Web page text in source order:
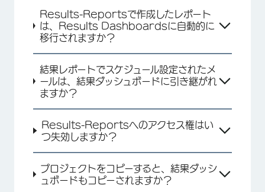
×
Results-Reportsで作成したレポート
は、Results Dashboardsに自動的に
移行されますか？
結果レポートでスケジュール設定されたメ
ールは、結果ダッシュボードに引き継がれ
ますか？
Results-Reportsへのアクセス権はい
つ失効しますか？
プロジェクトをコピーすると、結果ダッシ
ュボードもコピーされますか？